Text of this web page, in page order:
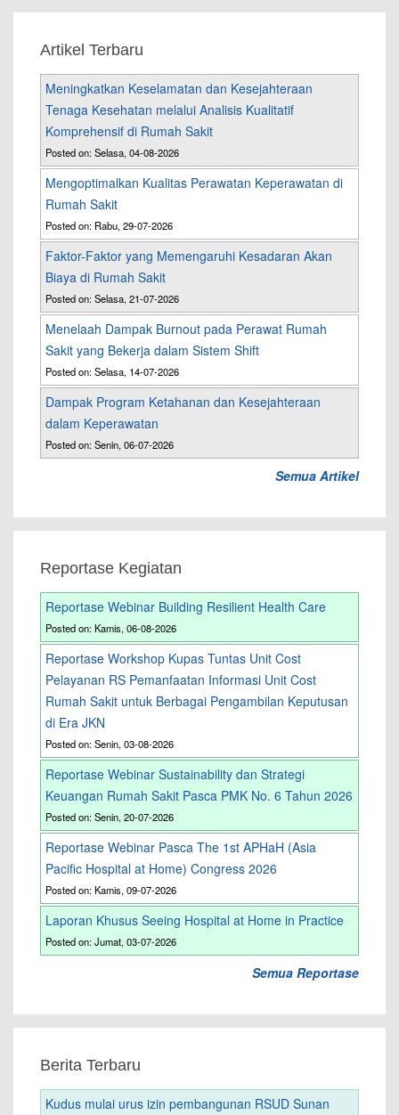
Artikel Terbaru
Meningkatkan Keselamatan dan Kesejahteraan
Tenaga Kesehatan melalui Analisis Kualitatif
Komprehensif di Rumah Sakit
Posted on: Selasa, 04-08-2026
Mengoptimalkan Kualitas Perawatan Keperawatan di
Rumah Sakit
Posted on: Rabu, 29-07-2026
Faktor-Faktor yang Memengaruhi Kesadaran Akan
Biaya di Rumah Sakit
Posted on: Selasa, 21-07-2026
Menelaah Dampak Burnout pada Perawat Rumah
Sakit yang Bekerja dalam Sistem Shift
Posted on: Selasa, 14-07-2026
Dampak Program Ketahanan dan Kesejahteraan
dalam Keperawatan
Posted on: Senin, 06-07-2026
Semua Artikel
Reportase Kegiatan
Reportase Webinar Building Resilient Health Care
Posted on: Kamis, 06-08-2026
Reportase Workshop Kupas Tuntas Unit Cost
Pelayanan RS Pemanfaatan Informasi Unit Cost
Rumah Sakit untuk Berbagai Pengambilan Keputusan
di Era JKN
Posted on: Senin, 03-08-2026
Reportase Webinar Sustainability dan Strategi
Keuangan Rumah Sakit Pasca PMK No. 6 Tahun 2026
Posted on: Senin, 20-07-2026
Reportase Webinar Pasca The 1st APHaH (Asia
Pacific Hospital at Home) Congress 2026
Posted on: Kamis, 09-07-2026
Laporan Khusus Seeing Hospital at Home in Practice
Posted on: Jumat, 03-07-2026
Semua Reportase
Berita Terbaru
Kudus mulai urus izin pembangunan RSUD Sunan